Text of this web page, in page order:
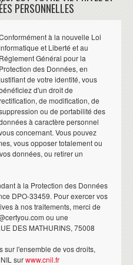
PERSONNELLES
à la nouvelle Loi
et Liberté et au
Réglement Général pour la
Protection des Données, en
de votre identité, vous
d'un droit de
de modification, de
ou de portabilité des
à caractère personnel
concernant. Vous pouvez
vous opposer totalement ou
données, ou retirer un
à la Protection des Données
DPO-33459. Pour exercer vos
à nos traitements, merci de
ou une
DES MATHURINS, 75008
sur l'ensemble de vos droits,
surwww.cnil.fr